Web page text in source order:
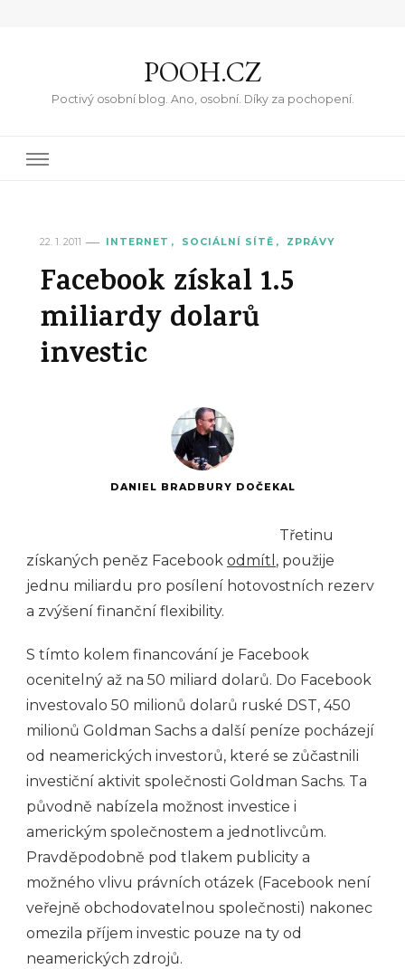
POOH.CZ
Poctivý osobní blog. Ano, osobní. Díky za pochopení.
22. 1. 2011 INTERNET SOCIÁLNÍ SÍTĚ ZPRÁVY
Facebook získal 1.5
miliardy dolarů
investic
DANIEL BRADBURY DOČEKAL
Třetinu
získaných peněz Facebook odmítl , použije
jednu miliardu pro posílení hotovostních rezerv
a zvýšení finanční flexibility.
S tímto kolem financování je Facebook
ocenitelný až na 50 miliard dolarů. Do Facebook
investovalo 50 milionů dolarů ruské DST, 450
milionů Goldman Sachs a další peníze pocházejí
od neamerických investorů, které se zůčastnili
investiční aktivit společnosti Goldman Sachs. Ta
původně nabízela možnost investice i
americkým společnostem a jednotlivcům.
Pravděpodobně pod tlakem publicity a
možného vlivu právních otázek (Facebook není
veřejně obchodovatelnou společnosti) nakonec
omezila příjem investic pouze na ty od
neamerických zdrojů.